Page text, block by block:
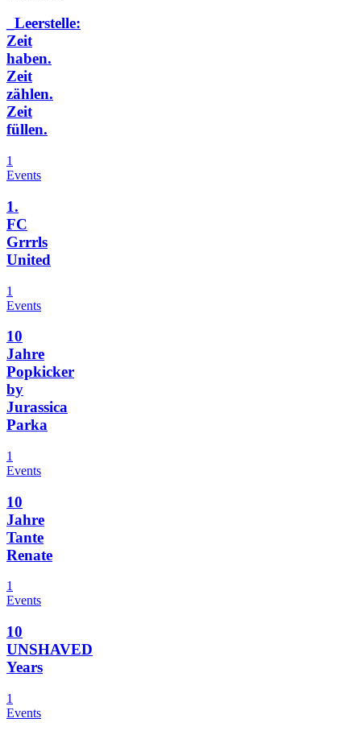
_Leerstelle:
Zeit
haben.
Zeit
zählen.
Zeit
füllen.
1
Events
1.
FC
Grrrls
United
1
Events
10
Jahre
Popkicker
by
Jurassica
Parka
1
Events
10
Jahre
Tante
Renate
1
Events
10
UNSHAVED
Years
1
Events